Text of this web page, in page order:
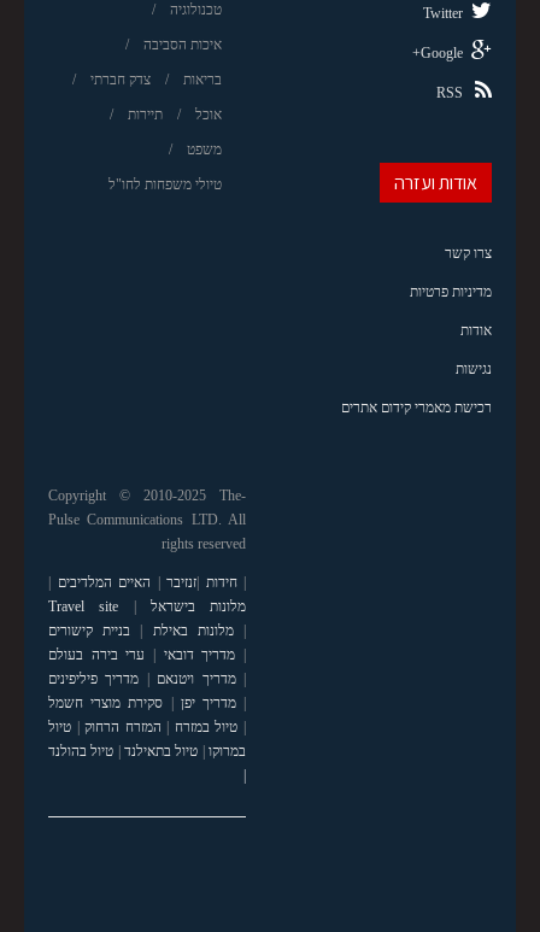
טכנולוגיה
איכות הסביבה
בריאות צדק חברתי
אוכל תיירות
משפט
טיולי משפחות לחו"ל
Twitter
Google+
RSS
אודות ועזרה
צרו קשר
מדיניות פרטיות
אודות
נגישות
רכישת מאמרי קידום אתרים
Copyright © 2010-2025 The-
Pulse Communications LTD. All
rights reserved
|חידות זנזיבר האיים המלדיבים
מלונות בישראל
Travel site
|מלונות באילת
בניית קישורים
מדריך דובאי
ערי בירה בעולם
|מדריך ויטנאם
מדריך פיליפינים
|מדריך יפן
סקירת מוצרי חשמל
טיול במזרח המזרח הרחוק| טיול
במרוקו| טיול בתאילנד| טיול בהולנד